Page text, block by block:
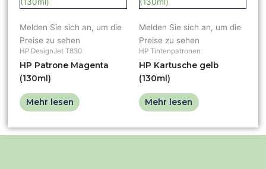
Melden Sie sich an, um die
Preise zu sehen
HP DesignJet T830
HP Patrone Magenta
(130ml)
Mehr lesen
Melden Sie sich an, um die
Preise zu sehen
HP Tintenpatronen
HP Kartusche gelb
(130ml)
Mehr lesen